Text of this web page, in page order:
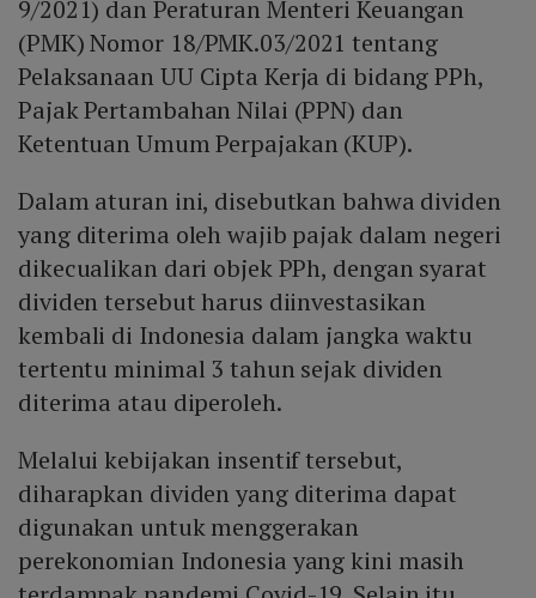
9/2021) dan Peraturan Menteri Keuangan
(PMK) Nomor 18/PMK.03/2021 tentang
Pelaksanaan UU Cipta Kerja di bidang PPh,
Pajak Pertambahan Nilai (PPN) dan
Ketentuan Umum Perpajakan (KUP).
Dalam aturan ini, disebutkan bahwa dividen
yang diterima oleh wajib pajak dalam negeri
dikecualikan dari objek PPh, dengan syarat
dividen tersebut harus diinvestasikan
kembali di Indonesia dalam jangka waktu
tertentu minimal 3 tahun sejak dividen
diterima atau diperoleh.
Melalui kebijakan insentif tersebut,
diharapkan dividen yang diterima dapat
digunakan untuk menggerakan
perekonomian Indonesia yang kini masih